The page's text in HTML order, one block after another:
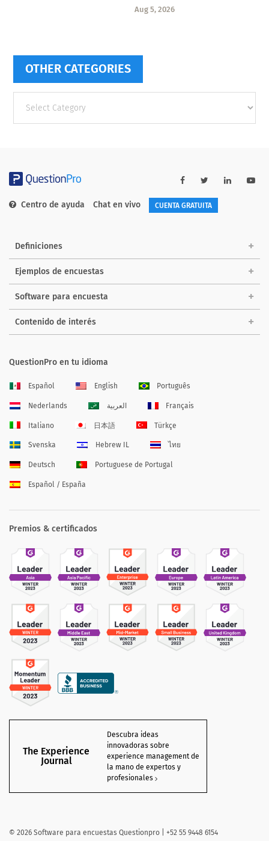
Aug 5, 2026
OTHER CATEGORIES
categories
Centro de ayuda Chat en vivo CUENTA GRATUITA
Definiciones
Ejemplos de encuestas
Software para encuesta
Contenido de interés
QuestionPro en tu idioma
Español English Português
Nederlands العربية Français
Italiano 日本語 Türkçe
Svenska Hebrew IL ไทย
Deutsch Portuguese de Portugal
Español / España
Premios & certificados
The Experience
Journal
Descubra ideas
innovadoras sobre
experience management de
la mano de expertos y
profesionales
© 2026 Software para encuestas Questionpro | +52 55 9448 6154